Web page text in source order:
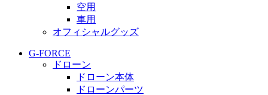
空用
車用
オフィシャルグッズ
G-FORCE
ドローン
ドローン本体
ドローンパーツ